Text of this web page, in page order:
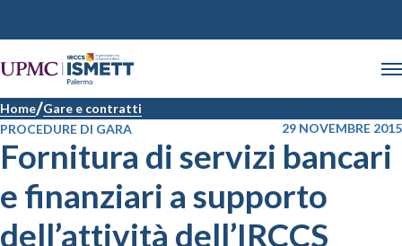
Home Gare e contratti
PROCEDURE DI GARA
29 NOVEMBRE 2015
Fornitura di servizi bancari
e finanziari a supporto
dell’attività dell’IRCCS